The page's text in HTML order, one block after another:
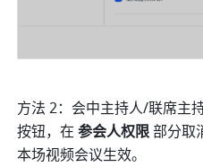
方法 2：会中主持人/联席主
按钮，在 参会人权限 部分取
本场视频会议生效。